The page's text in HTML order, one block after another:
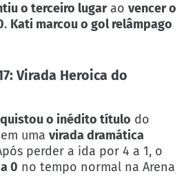
o terceiro lugarao vencer o
. Kati marcou o gol relâmpago
Virada Heroica do
o inédito título do
uma virada dramática
perder a ida por 4 a 1, o
0 no tempo normal na Arena